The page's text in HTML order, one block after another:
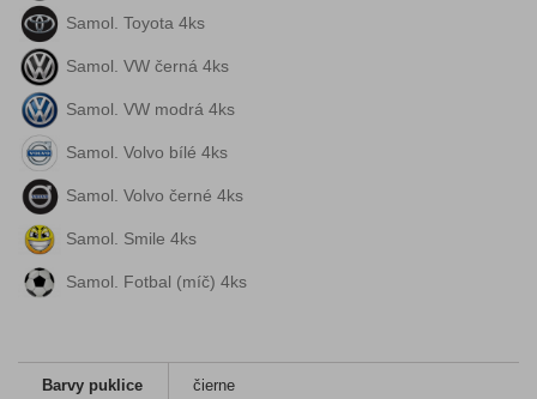
Samol. Toyota 4ks
Samol. VW černá 4ks
Samol. VW modrá 4ks
Samol. Volvo bílé 4ks
Samol. Volvo černé 4ks
Samol. Smile 4ks
Samol. Fotbal (míč) 4ks
Barvy puklice čierne